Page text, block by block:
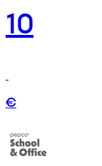
10
€